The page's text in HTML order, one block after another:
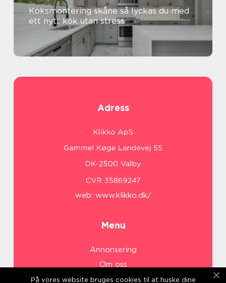
Köksmontering skåne så lyckas du med
ett nytt kök utan stress
Adress
web: www.klikko.dk/
Menu
Annonsering
Om oss
Cookies
På vores website bruges cookies til at huske dine